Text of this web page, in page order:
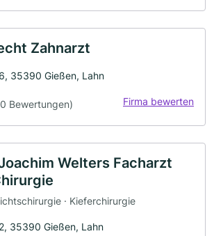
Zahnarzt
35390 Gießen, Lahn
Bewertungen) Firma bewerten
Welters Facharzt
· Kieferchirurgie
35390 Gießen, Lahn